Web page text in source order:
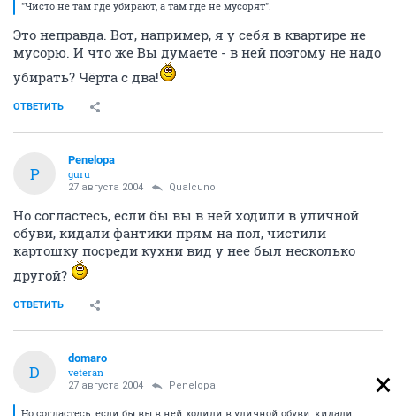
"Чисто не там где убирают, а там где не мусорят".
Это неправда. Вот, например, я у себя в квартире не
мусорю. И что же Вы думаете - в ней поэтому не надо
убирать? Чёрта с два!
ОТВЕТИТЬ
P
Penelopa
guru
27 августа 2004 Qualcuno
Но согластесь, если бы вы в ней ходили в уличной
обуви, кидали фантики прям на пол, чистили
картошку посреди кухни вид у нее был несколько
другой?
ОТВЕТИТЬ
D
domaro
veteran
27 августа 2004 Penelopa
Но согластесь, если бы вы в ней ходили в уличной обуви, кидали